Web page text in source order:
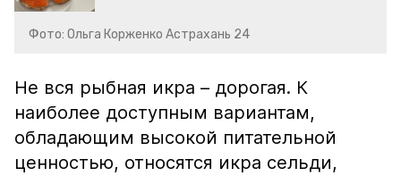
Фото: Ольга Корженко Астрахань 24
Не вся рыбная икра – дорогая. К
наиболее доступным вариантам,
обладающим высокой питательной
ценностью, относятся икра сельди,